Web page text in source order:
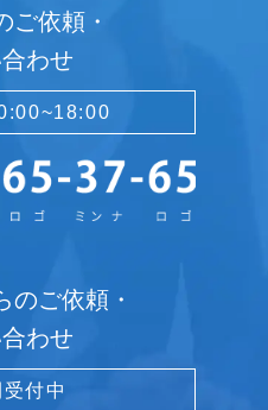
ご依頼・
わせ
のご依頼・
わせ
付中